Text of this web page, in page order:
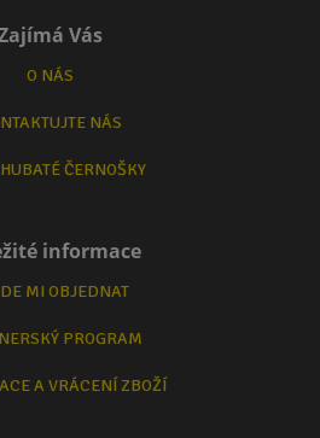
Vás
O NÁS
NÁS
ČERNOŠKY
informace
MI OBJEDNAT
PROGRAM
A VRÁCENÍ ZBOŽÍ